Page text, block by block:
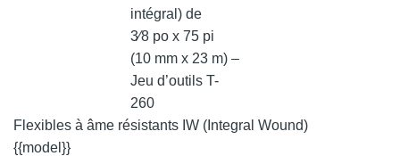
intégral) de
3⁄8 po x 75 pi
(10 mm x 23 m) –
Jeu d’outils T-
260
Flexibles à âme résistants IW (Integral Wound)
{{model}}